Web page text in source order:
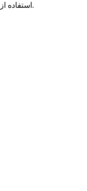
استفاده از مطالب سایت با ذکر منبع بلامانع میباشد.